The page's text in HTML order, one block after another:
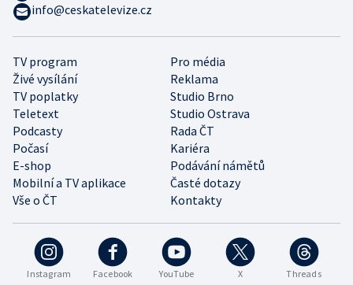
Instagram Facebook YouTube X Threads
TV program
Pro média
Živé vysílání
Reklama
TV poplatky
Studio Brno
Teletext
Studio Ostrava
Podcasty
Rada ČT
Počasí
Kariéra
E-shop
Podávání námětů
Mobilní a TV aplikace
Časté dotazy
Vše o ČT
Kontakty
info@ceskatelevize.cz